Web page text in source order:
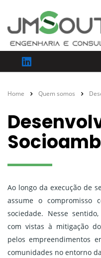
Home Quem somos
Ao longo da execução de
assume o
sociedade. Nesse
com vistas à mitigação
pelos empreendimentos
comunidades no entorno